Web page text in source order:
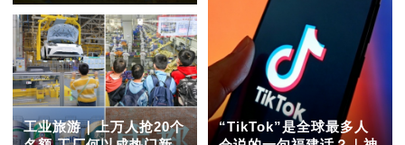
工业旅游｜上万人抢20个
“TikTok”是全球最多人